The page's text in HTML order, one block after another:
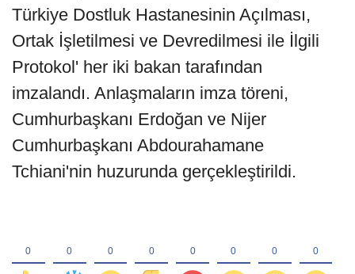
Türkiye Dostluk Hastanesinin Açılması,
Ortak İşletilmesi ve Devredilmesi ile İlgili
Protokol' her iki bakan tarafından
imzalandı. Anlaşmaların imza töreni,
Cumhurbaşkanı Erdoğan ve Nijer
Cumhurbaşkanı Abdourahamane
Tchiani'nin huzurunda gerçekleştirildi.